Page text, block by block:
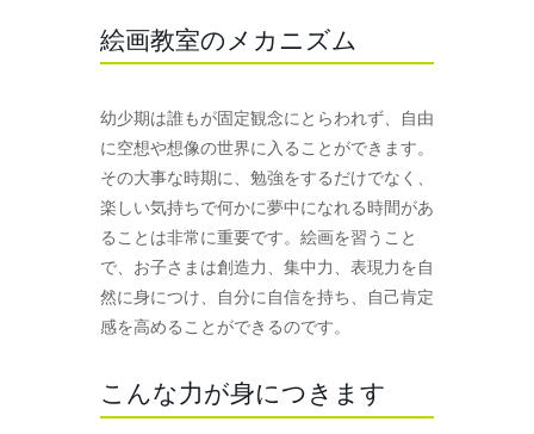
絵画教室のメカニズム
幼少期は誰もが固定観念にとらわれず、自由
に空想や想像の世界に入ることができます。
その大事な時期に、勉強をするだけでなく、
楽しい気持ちで何かに夢中になれる時間があ
ることは非常に重要です。絵画を習うこと
で、お子さまは創造力、集中力、表現力を自
然に身につけ、自分に自信を持ち、自己肯定
感を高めることができるのです。
こんな力が身につきます